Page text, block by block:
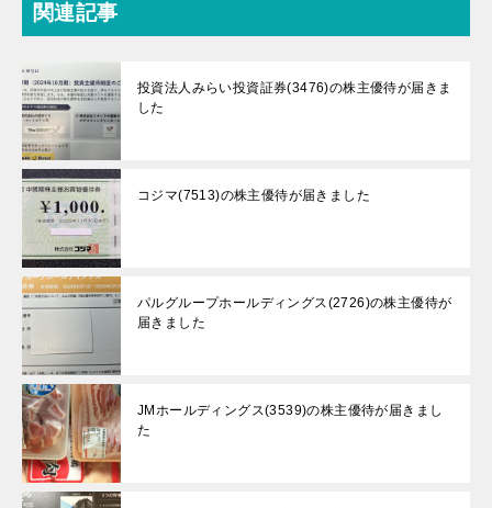
関連記事
投資法人みらい投資証券(3476)の株主優待が届きま
した
コジマ(7513)の株主優待が届きました
パルグループホールディングス(2726)の株主優待が
届きました
JMホールディングス(3539)の株主優待が届きまし
た